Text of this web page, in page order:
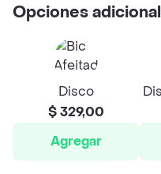
Opciones
Disco
$ 329,00
Agregar